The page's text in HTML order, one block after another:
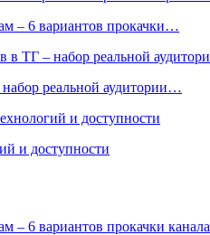
– 6 вариантов прокачки…
реальной аудитории…
и доступности
– 6 вариантов прокачки канала